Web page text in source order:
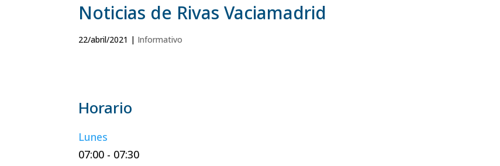
Noticias de Rivas Vaciamadrid
22/abril/2021 | Informativo
Lunes
07:00 - 07:30